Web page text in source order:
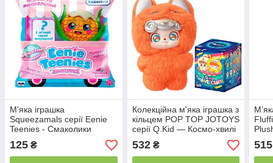
М'яка іграшка
Squeezamals серії Eenie
Teenies - Смаколики
125 ₴
Колекційна м'яка іграшка з
кільцем POP TOP JOTOYS
серії Q.Kid — Космо-хвилі
532₴ 515